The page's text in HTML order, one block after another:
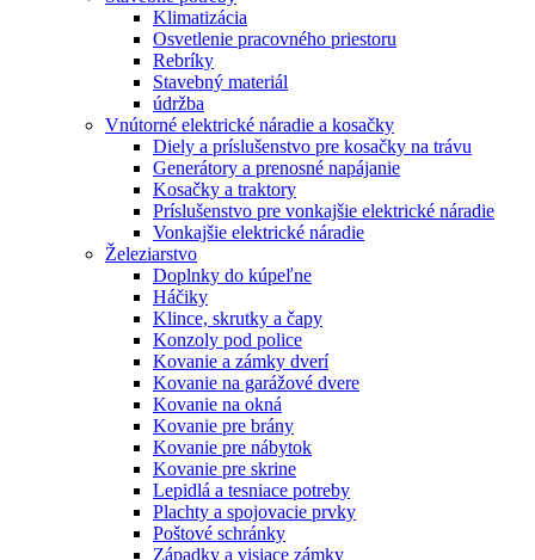
Klimatizácia
Osvetlenie pracovného priestoru
Rebríky
Stavebný materiál
údržba
Vnútorné elektrické náradie a kosačky
Diely a príslušenstvo pre kosačky na trávu
Generátory a prenosné napájanie
Kosačky a traktory
Príslušenstvo pre vonkajšie elektrické náradie
Vonkajšie elektrické náradie
Železiarstvo
Doplnky do kúpeľne
Háčiky
Klince, skrutky a čapy
Konzoly pod police
Kovanie a zámky dverí
Kovanie na garážové dvere
Kovanie na okná
Kovanie pre brány
Kovanie pre nábytok
Kovanie pre skrine
Lepidlá a tesniace potreby
Plachty a spojovacie prvky
Poštové schránky
Západky a visiace zámky